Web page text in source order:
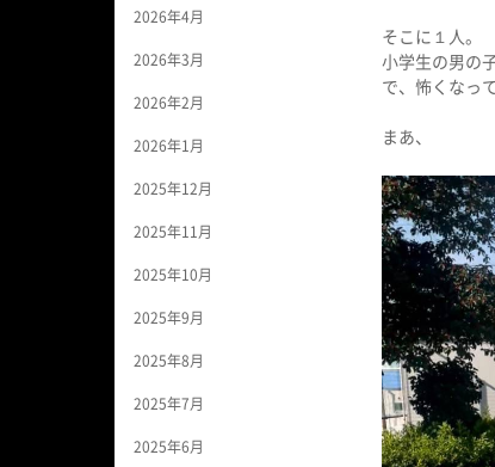
2026年4月
2026年3月
2026年2月
2026年1月
2025年12月
2025年11月
2025年10月
2025年9月
2025年8月
2025年7月
2025年6月
そこに１人。
小学生の男の
で、怖くなっ
まあ、